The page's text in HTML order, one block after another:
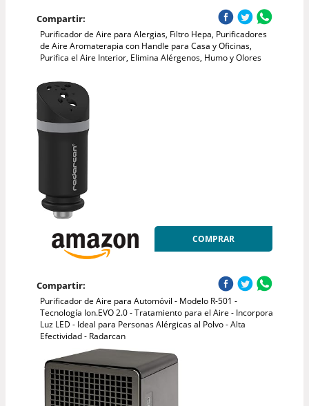
Compartir:
Purificador de Aire para Alergias, Filtro Hepa, Purificadores
de Aire Aromaterapia con Handle para Casa y Oficinas,
Purifica el Aire Interior, Elimina Alérgenos, Humo y Olores
COMPRAR
Compartir:
Purificador de Aire para Automóvil - Modelo R-501 -
Tecnología Ion.EVO 2.0 - Tratamiento para el Aire - Incorpora
Luz LED - Ideal para Personas Alérgicas al Polvo - Alta
Efectividad - Radarcan